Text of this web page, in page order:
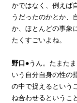
かではなく、例えば
うだったのかとか、
か、ほとんどの事象
たくすごいよね。
野口●うん。たまた
いう自分自身の性の
の中で捉えるという
ね合わせるというこ